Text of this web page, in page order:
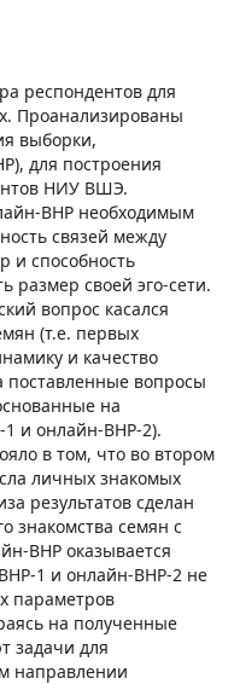
респондентов для
Проанализированы
выборки,
для построения
НИУ ВШЭ.
ВНР необходимым
связей между
и способность
размер своей эго-сети.
вопрос касался
(т.е. первых
и качество
поставленные вопросы
на
и онлайн-ВНР-2).
в том, что во втором
личных знакомых
результатов сделан
знакомства семян с
ВНР оказывается
1 и онлайн-ВНР-2 не
параметров
на полученные
задачи для
направлении